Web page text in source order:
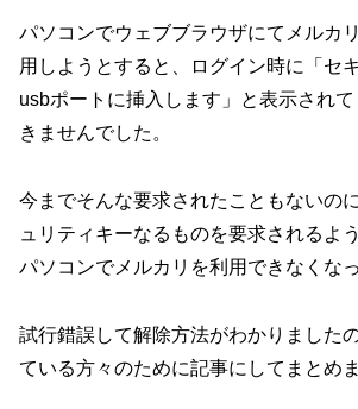
パソコンでウェブブラウザにてメルカ
用しようとすると、ログイン時に「セ
usbポートに挿入します」と表示され
きませんでした。
今までそんな要求されたこともないの
ュリティキーなるものを要求されるよ
パソコンでメルカリを利用できなくな
試行錯誤して解除方法がわかりました
ている方々のために記事にしてまとめま